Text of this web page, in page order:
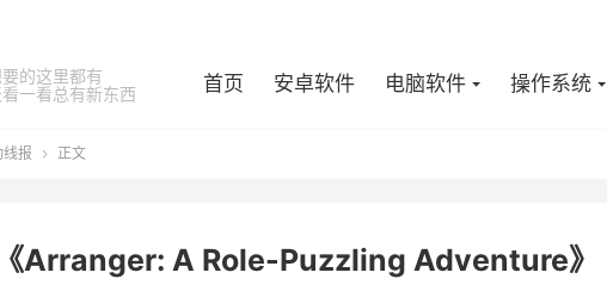
的这里都有
一看总有新东西
首页 安卓软件 电脑软件 操作系统
报  正文
Arranger: A Role-Puzzling Adventure》